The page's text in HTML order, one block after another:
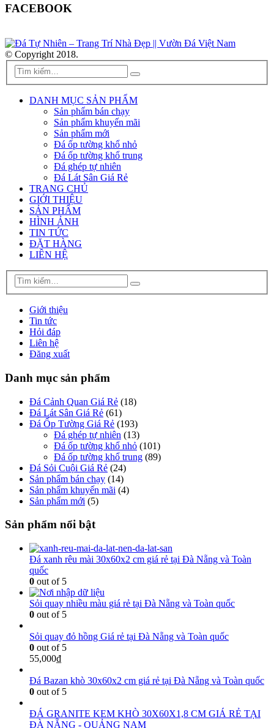
FACEBOOK
© Copyright 2018.
DANH MỤC SẢN PHẨM
Sản phẩm bán chạy
Sản phẩm khuyến mãi
Sản phẩm mới
Đá ốp tường khổ nhỏ
Đá ốp tường khổ trung
Đá ghép tự nhiên
Đá Lát Sân Giá Rẻ
TRANG CHỦ
GIỚI THIỆU
SẢN PHẨM
HÌNH ẢNH
TIN TỨC
ĐẶT HÀNG
LIÊN HỆ
Giới thiệu
Tin tức
Hỏi đáp
Liên hệ
Đăng xuất
Danh mục sản phẩm
Đá Cảnh Quan Giá Rẻ (18)
Đá Lát Sân Giá Rẻ (61)
Đá Ốp Tường Giá Rẻ (193)
Đá ghép tự nhiên (13)
Đá ốp tường khổ nhỏ (101)
Đá ốp tường khổ trung (89)
Đá Sỏi Cuội Giá Rẻ (24)
Sản phẩm bán chạy (14)
Sản phẩm khuyến mãi (4)
Sản phẩm mới (5)
Sản phẩm nổi bật
Đá xanh rêu mài 30x60x2 cm giá rẻ tại Đà Nẵng và Toàn
quốc
0 out of 5
Sỏi quay nhiều màu giá rẻ tại Đà Nẵng và Toàn quốc
0 out of 5
Sỏi quay đỏ hồng Giá rẻ tại Đà Nẵng và Toàn quốc
0 out of 5
55,000₫
Đá Bazan khò 30x60x2 cm giá rẻ tại Đà Nẵng và Toàn quốc
0 out of 5
ĐÁ GRANITE KEM KHÒ 30X60X1,8 CM GIÁ RẺ TẠI
ĐÀ NẴNG - QUẢNG NAM